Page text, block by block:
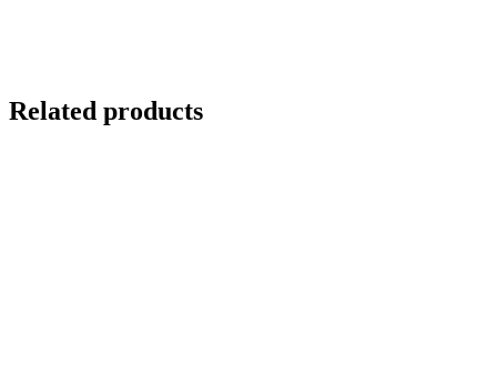
Related products